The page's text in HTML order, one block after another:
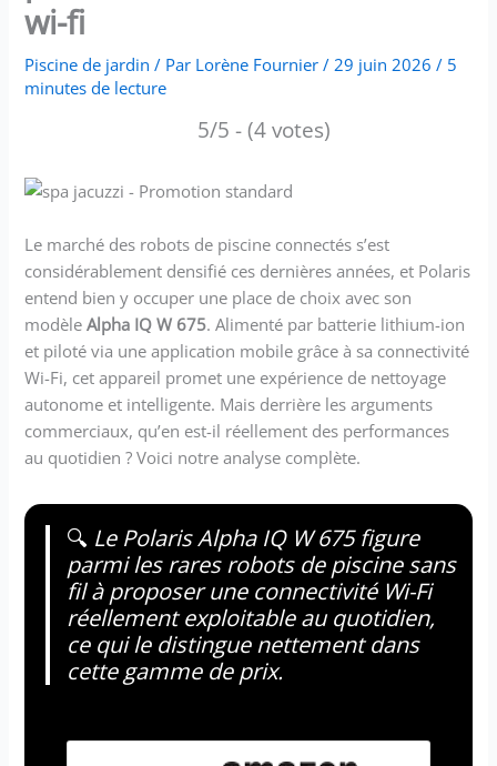
wi-fi
Piscine de jardin / Par Lorène Fournier/29 juin 2026/ 5
minutes de lecture
5/5 - (4 votes)
Le marché des robots de piscine connectés s’est
considérablement densifié ces dernières années, et Polaris
entend bien y occuper une place de choix avec son
modèleAlpha IQ W 675. Alimenté par batterie lithium-ion
et piloté via une application mobile grâce à sa connectivité
Wi-Fi, cet appareil promet une expérience de nettoyage
autonome et intelligente. Mais derrière les arguments
commerciaux, qu’en est-il réellement des performances
au quotidien ? Voici notre analyse complète.
🔍 Le Polaris Alpha IQ W 675 figure
parmi les rares robots de piscine sans
fil à proposer une connectivité Wi-Fi
réellement exploitable au quotidien,
ce qui le distingue nettement dans
cette gamme de prix.